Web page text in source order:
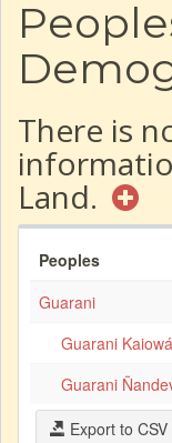
There is
Land.
Peoples
Guarani
Guarani Kaiowá
Guarani
Export to CSV